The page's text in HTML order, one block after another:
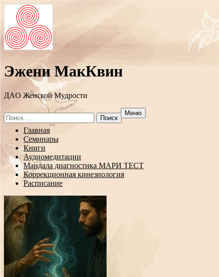
Эжени МакКвин
ДAO Женской Мудрости
Search
for:
Меню
Перейти
содержанию
Главная
Семинары
Книги
Аудиомедитации
Мандала диагностика МАРИ ТЕСТ
Коррекционная кинезиология
Расписание